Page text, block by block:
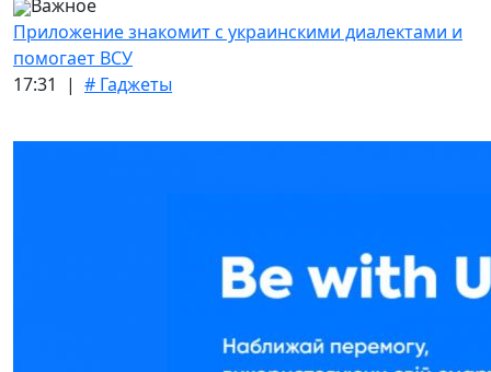
Важное
Приложение знакомит с украинскими диалектами и
помогает ВСУ
17:31 | # Гаджеты